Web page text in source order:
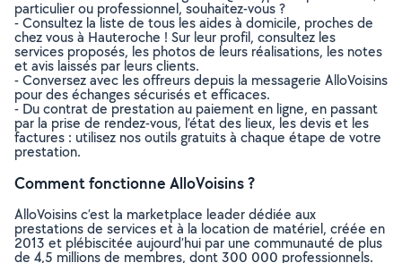
particulier ou professionnel, souhaitez-vous ?
- Consultez la liste de tous les aides à domicile, proches de
chez vous à Hauteroche ! Sur leur profil, consultez les
services proposés, les photos de leurs réalisations, les notes
et avis laissés par leurs clients.
- Conversez avec les offreurs depuis la messagerie AlloVoisins
pour des échanges sécurisés et efficaces.
- Du contrat de prestation au paiement en ligne, en passant
par la prise de rendez-vous, l’état des lieux, les devis et les
factures : utilisez nos outils gratuits à chaque étape de votre
prestation.
Comment fonctionne AlloVoisins ?
AlloVoisins c’est la marketplace leader dédiée aux
prestations de services et à la location de matériel, créée en
2013 et plébiscitée aujourd’hui par une communauté de plus
de 4,5 millions de membres, dont 300 000 professionnels.